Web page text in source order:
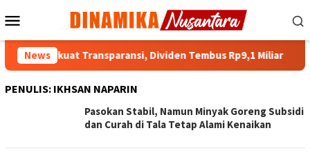
ke
Mobile
News
Perkuat Transparansi, Dividen Tembus Rp9,1 Miliar
PENULIS: IKHSAN NAPARIN
Pasokan Stabil, Namun Minyak Goreng Subsidi
dan Curah di Tala Tetap Alami Kenaikan